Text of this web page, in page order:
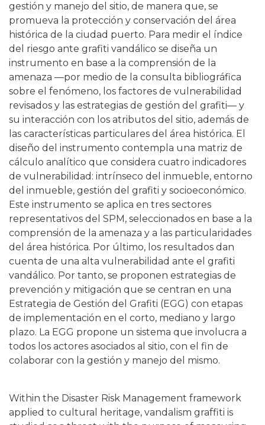
gestión y manejo del sitio, de manera que, se
promueva la protección y conservación del área
histórica de la ciudad puerto. Para medir el índice
del riesgo ante grafiti vandálico se diseña un
instrumento en base a la comprensión de la
amenaza —por medio de la consulta bibliográfica
sobre el fenómeno, los factores de vulnerabilidad
revisados y las estrategias de gestión del grafiti— y
su interacción con los atributos del sitio, además de
las características particulares del área histórica. El
diseño del instrumento contempla una matriz de
cálculo analítico que considera cuatro indicadores
de vulnerabilidad: intrínseco del inmueble, entorno
del inmueble, gestión del grafiti y socioeconómico.
Este instrumento se aplica en tres sectores
representativos del SPM, seleccionados en base a la
comprensión de la amenaza y a las particularidades
del área histórica. Por último, los resultados dan
cuenta de una alta vulnerabilidad ante el grafiti
vandálico. Por tanto, se proponen estrategias de
prevención y mitigación que se centran en una
Estrategia de Gestión del Grafiti (EGG) con etapas
de implementación en el corto, mediano y largo
plazo. La EGG propone un sistema que involucra a
todos los actores asociados al sitio, con el fin de
colaborar con la gestión y manejo del mismo.
Within the Disaster Risk Management framework
applied to cultural heritage, vandalism graffiti is